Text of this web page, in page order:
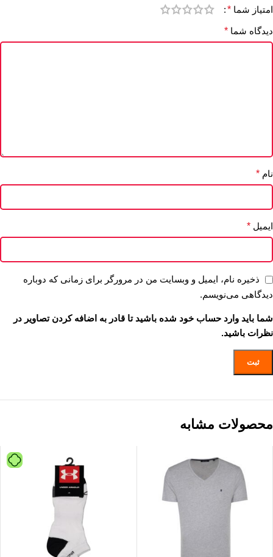
امتیاز شما *
دیدگاه شما *
نام *
ایمیل *
ذخیره نام، ایمیل و وبسایت من در مرورگر برای زمانی که دوباره
دیدگاهی می‌نویسم.
شما باید وارد حساب خود شده باشید تا قادر به اضافه کردن تصاویر در
نظرات باشید.
محصولات مشابه